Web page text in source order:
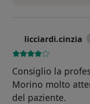
licciardi.cinzia
Consiglio la
Morino molto
del paziente.